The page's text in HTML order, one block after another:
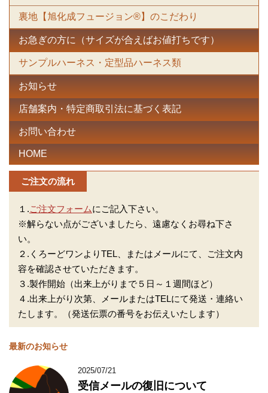
裏地【旭化成フュージョン®】のこだわり
お急ぎの方に（サイズが合えばお値打ちです）
サンプルハーネス・定型品ハーネス類
お知らせ
店舗案内・特定商取引法に基づく表記
お問い合わせ
HOME
ご注文の流れ
１.ご注文フォームにご記入下さい。
※解らない点がございましたら、遠慮なくお尋ね下さ
い。
２.くろーどワンよりTEL、またはメールにて、ご注文内
容を確認させていただきます。
３.製作開始（出来上がりまで５日～１週間ほど）
４.出来上がり次第、メールまたはTELにて発送・連絡い
たします。（発送伝票の番号をお伝えいたします）
最新のお知らせ
2025/07/21
受信メールの復旧について